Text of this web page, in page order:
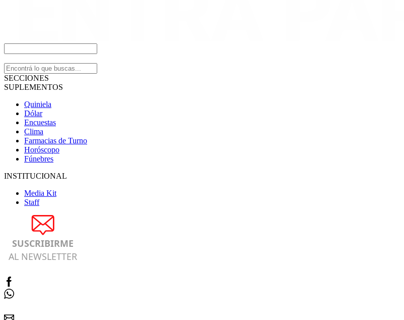
SECCIONES
SUPLEMENTOS
Quiniela
Dólar
Encuestas
Clima
Farmacias de Turno
Horóscopo
Fúnebres
INSTITUCIONAL
Media Kit
Staff
SUSCRIBIRME
AL NEWSLETTER